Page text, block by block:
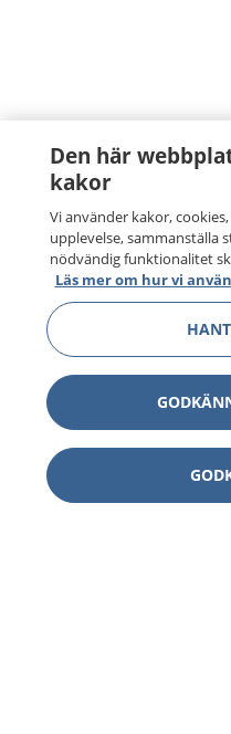
Den här
kakor
Vi använder kakor,
upplevelse, sammanställa
nödvändig funktionalitet
Läs mer om hur vi